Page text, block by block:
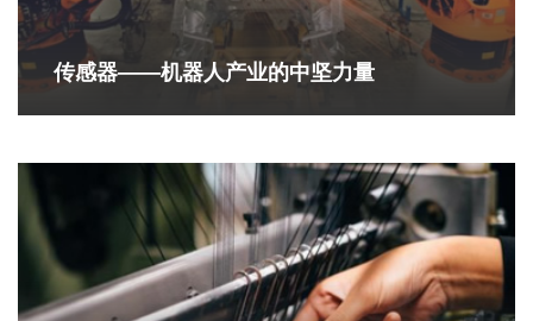
传感器——机器人产业的中坚力量